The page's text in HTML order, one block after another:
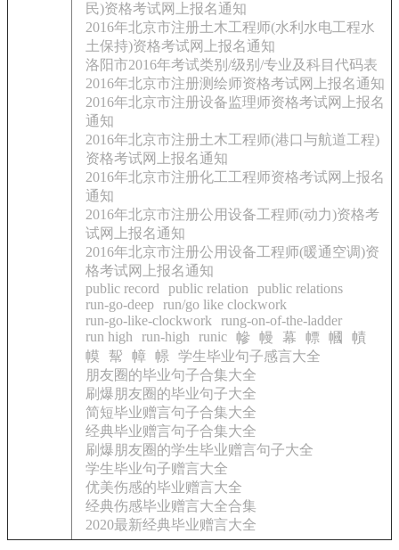
民)资格考试网上报名通知
2016年北京市注册土木工程师(水利水电工程水
土保持)资格考试网上报名通知
洛阳市2016年考试类别/级别/专业及科目代码表
2016年北京市注册测绘师资格考试网上报名通知
2016年北京市注册设备监理师资格考试网上报名
通知
2016年北京市注册土木工程师(港口与航道工程)
资格考试网上报名通知
2016年北京市注册化工工程师资格考试网上报名
通知
2016年北京市注册公用设备工程师(动力)资格考
试网上报名通知
2016年北京市注册公用设备工程师(暖通空调)资
格考试网上报名通知
public record
public relation
public relations
run-go-deep run/go like clockwork
run-go-like-clockwork
rung-on-of-the-ladder
run high
run-high runic 幓 幔 幕 幖 幗
幘
幙
幚 幛 幜
学生毕业句子感言大全
朋友圈的毕业句子合集大全
刷爆朋友圈的毕业句子大全
简短毕业赠言句子合集大全
经典毕业赠言句子合集大全
刷爆朋友圈的学生毕业赠言句子大全
学生毕业句子赠言大全
优美伤感的毕业赠言大全
经典伤感毕业赠言大全合集
2020最新经典毕业赠言大全